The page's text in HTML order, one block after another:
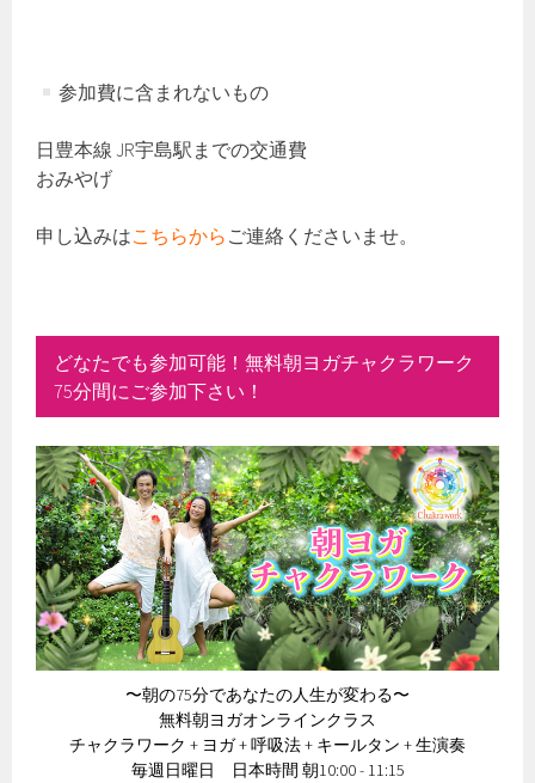
参加費に含まれないもの
日豊本線 JR宇島駅までの交通費
おみやげ
申し込みはこちらから ご連絡くださいませ。
どなたでも参加可能！無料朝ヨガチャクラワーク
75分間にご参加下さい！
〜朝の75分であなたの人生が変わる〜
無料朝ヨガオンラインクラス
チャクラワーク + ヨガ + 呼吸法 + キールタン + 生演奏
毎週日曜日 日本時間 朝10:00 - 11:15